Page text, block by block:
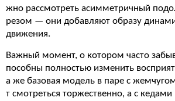
жно рассмотреть асимметричный
резом — они добавляют образу
движения.
Важный момент, о котором часто
пособны полностью изменить
а же базовая модель в паре с
т смотреться торжественно, а с